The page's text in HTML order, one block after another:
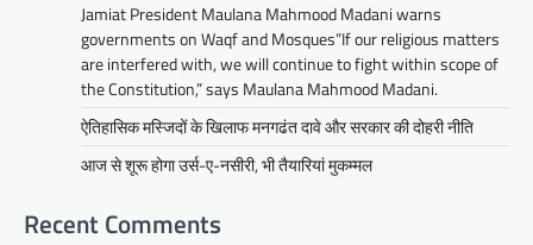
Jamiat President Maulana Mahmood Madani warns
governments on Waqf and Mosques”If our religious matters
are interfered with, we will continue to fight within scope of
the Constitution,” says Maulana Mahmood Madani.
ऐतिहासिक मस्जिदों के खिलाफ मनगढंत दावे और सरकार की दोहरी नीति
आज से शूरू होगा उर्स-ए-नसीरी, भी तैयारियां मुकम्मल
Recent Comments